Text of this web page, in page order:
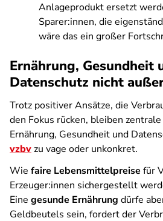
Anlageprodukt ersetzt
Sparer:innen, die
wäre das ein großer
Ernährung, Gesundheit
Datenschutz nicht
Trotz positiver Ansätze, die
den Fokus rücken, bleiben
Ernährung, Gesundheit und
vzbvzu vage oder unkonkret.
Wie faire Lebensmittelpreise für
Erzeuger:innen sichergestellt
Eine gesunde Ernährung dürfe
Geldbeutels sein, fordert der